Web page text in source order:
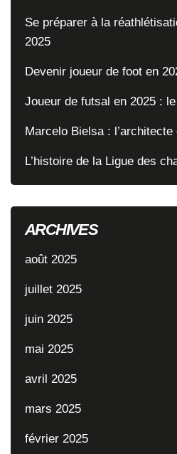
Se préparer à la
2025
Devenir joueur de foot en
Joueur de futsal en 2025 :
Marcelo Bielsa :
L’histoire de la Ligue des
ARCHIVES
août 2025
juillet 2025
juin 2025
mai 2025
avril 2025
mars 2025
février 2025